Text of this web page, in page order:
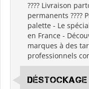
???? Livraison
permanents ????
palette - Le
en France -
marques à des
professionnels